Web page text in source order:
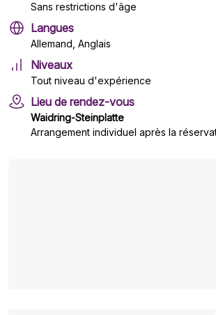
Sans restrictions d'âge
Langues
Allemand, Anglais
Niveaux
Tout niveau d'expérience
Lieu de rendez-vous
Waidring-Steinplatte
Arrangement individuel après la